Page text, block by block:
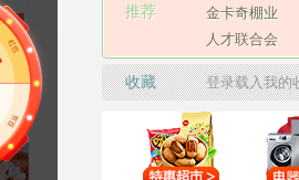
推荐
金卡奇棚业
人才联合会
收藏 登录载入我